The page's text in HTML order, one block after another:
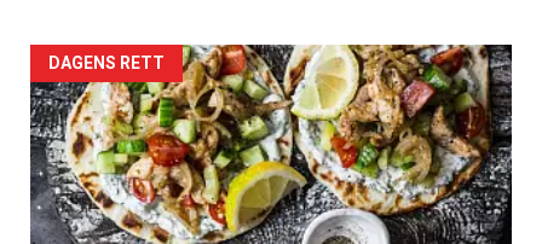
Artikler
detail
-
section
DAGENS RETT